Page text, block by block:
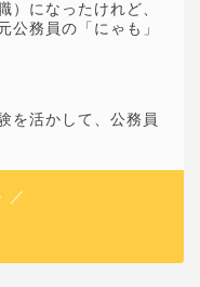
）になったけれど、
公務員の「にゃも」
を活かして、公務員
／